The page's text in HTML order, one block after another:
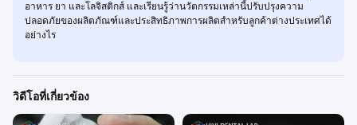
อาหาร ยา และโลจิสติกส์ และเรียนรู้ว่านวัตกรรมเหล่านี้ปรับปรุงความ
ปลอดภัยของผลิตภัณฑ์และประสิทธิภาพการผลิตสำหรับลูกค้าต่างประเทศได้
อย่างไร
วิดีโอที่เกี่ยวข้อง